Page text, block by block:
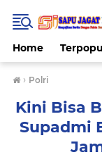
Home
› Polri
Kini Bisa
Supadmi